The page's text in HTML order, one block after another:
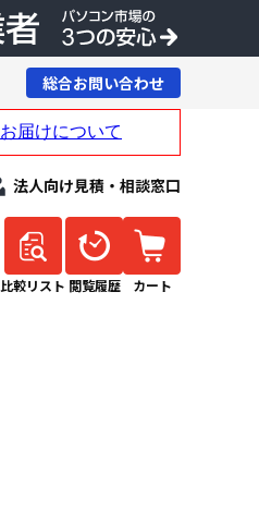
法人向け見積・相談窓口
比較リスト 閲覧履歴 カート
総合お問い合わせ